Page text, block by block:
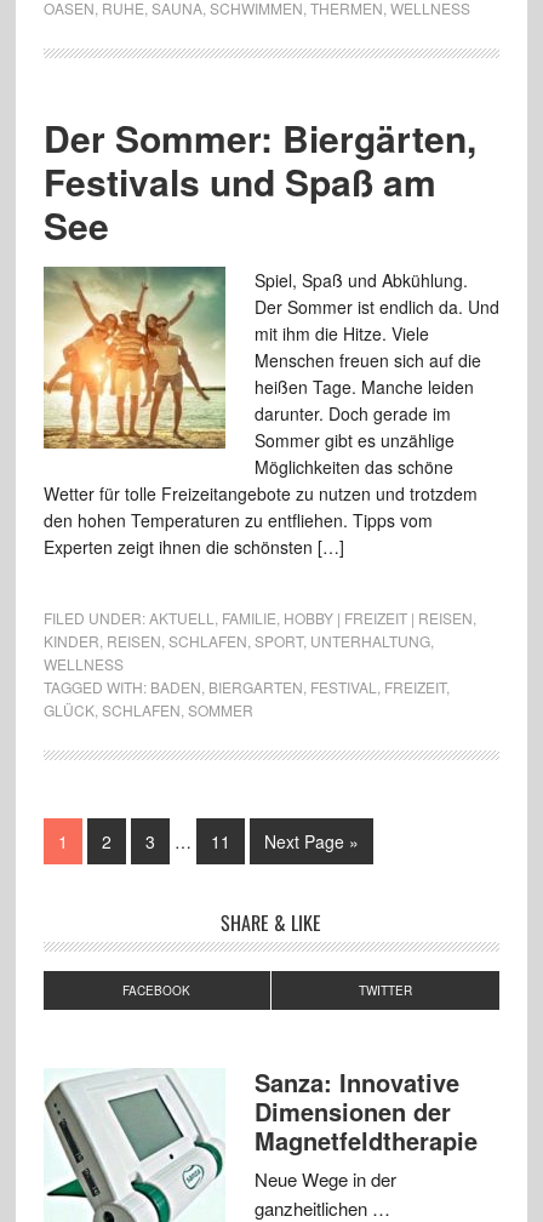
OASEN RUHE SAUNA, SCHWIMMEN THERMEN WELLNESS
Der Sommer: Biergärten,
Festivals und Spaß am
See
Spiel, Spaß und Abkühlung.
Der Sommer ist endlich da. Und
mit ihm die Hitze. Viele
Menschen freuen sich auf die
heißen Tage. Manche leiden
darunter. Doch gerade im
Sommer gibt es unzählige
Möglichkeiten das schöne
Wetter für tolle Freizeitangebote zu nutzen und trotzdem
den hohen Temperaturen zu entfliehen. Tipps vom
Experten zeigt ihnen die schönsten […]
FILED UNDER:AKTUELL FAMILIE HOBBY | FREIZEIT | REISEN
KINDER REISEN SCHLAFEN SPORT, UNTERHALTUNG,
WELLNESS
TAGGED WITH: BADEN BIERGARTEN FESTIVAL FREIZEIT,
GLÜCK, SCHLAFEN SOMMER
1 2 3 … 11 Next Page »
SHARE & LIKE
FACEBOOK TWITTER
Sanza: Innovative
Dimensionen der
Magnetfeldtherapie
Neue Wege in der
ganzheitlichen …